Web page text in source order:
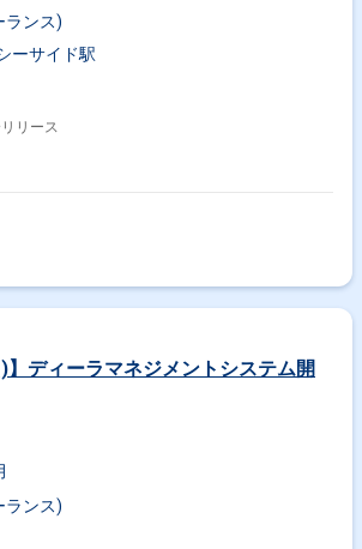
ランス)
ーサイド駅
リース
】ディーラマネジメントシステム開
ランス)